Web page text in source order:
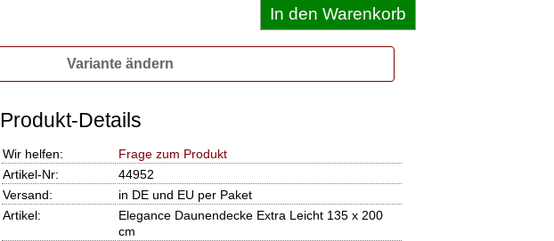
Variante ändern
Produkt-Details
Wir helfen:
Frage zum Produkt
Artikel-Nr:
44952
Versand:
in DE und EU per Paket
Artikel:
Elegance Daunendecke Extra Leicht 135 x 200
cm